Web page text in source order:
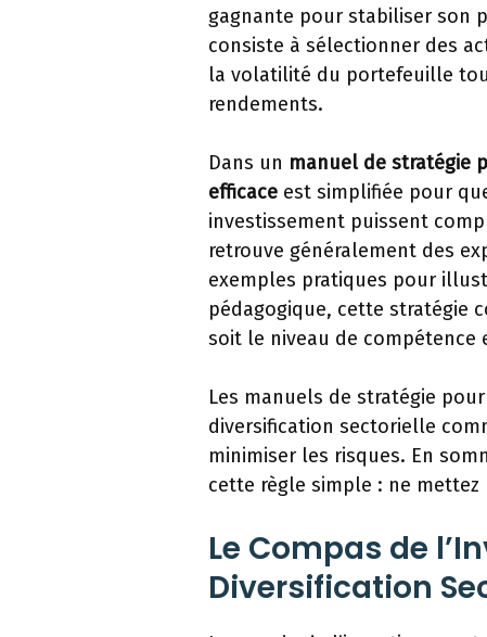
gagnante pour stabiliser son
consiste à sélectionner des
la volatilité du portefeuille
rendements.
Dans un manuel de stratégie
efficace est simplifiée pour
investissement puissent
retrouve généralement des
exemples pratiques pour
pédagogique, cette stratégie
soit le niveau de compétence
Les manuels de stratégie
diversification sectorielle
minimiser les risques. En
cette règle simple : ne
Le Compas de
Diversification